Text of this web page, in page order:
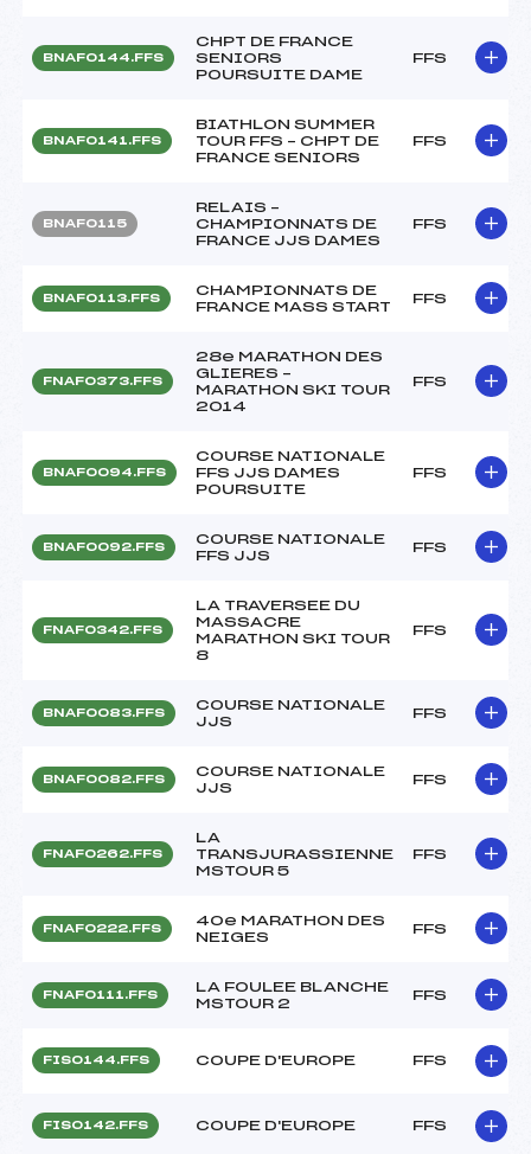
BNAF0144.FFS
CHPT DE FRANCE
SENIORS
POURSUITE DAME
FFS
BNAF0141.FFS
BIATHLON SUMMER
TOUR FFS – CHPT DE
FRANCE SENIORS
FFS
BNAF0115
RELAIS –
CHAMPIONNATS DE
FRANCE JJS DAMES
FFS
BNAF0113.FFS
CHAMPIONNATS DE
FRANCE MASS START
FFS
FNAF0373.FFS
28e MARATHON DES
GLIERES –
MARATHON SKI TOUR
2014
FFS
BNAF0094.FFS
COURSE NATIONALE
FFS JJS DAMES
POURSUITE
FFS
BNAF0092.FFS
COURSE NATIONALE
FFS JJS
FFS
FNAF0342.FFS
LA TRAVERSEE DU
MASSACRE
MARATHON SKI TOUR
8
FFS
BNAF0083.FFS
COURSE NATIONALE
JJS
FFS
BNAF0082.FFS
COURSE NATIONALE
JJS
FFS
FNAF0262.FFS
LA
TRANSJURASSIENNE
MSTOUR 5
FFS
FNAF0222.FFS
40e MARATHON DES
NEIGES
FFS
FNAF0111.FFS
LA FOULEE BLANCHE
MSTOUR 2
FFS
FIS0144.FFS COUPE D'EUROPE FFS
FIS0142.FFS COUPE D'EUROPE FFS